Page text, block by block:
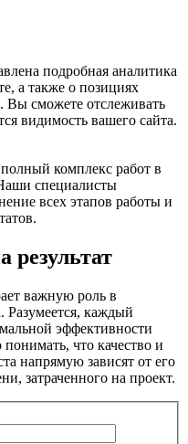
подробная аналитика
а также о позициях
Вы сможете отслеживать
видимость вашего сайта.
комплекс работ в
специалисты
всех этапов работы и
результат
важную роль в
Разумеется, каждый
эффективности
что качество и
напрямую зависят от его
затраченного на проект.